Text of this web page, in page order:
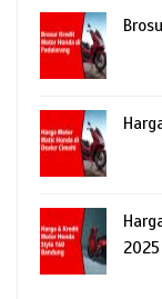
2025